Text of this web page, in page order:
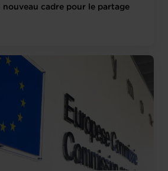
nouveau cadre pour le partage